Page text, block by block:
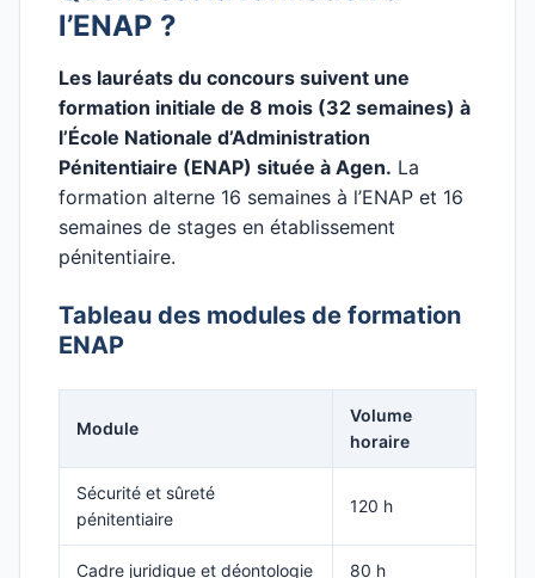
l’ENAP ?
Les lauréats du concours suivent une
formation initiale de 8 mois (32 semaines) à
l’École Nationale d’Administration
Pénitentiaire (ENAP) située à Agen. La
formation alterne 16 semaines à l’ENAP et 16
semaines de stages en établissement
pénitentiaire.
Tableau des modules de formation
ENAP
Module
Volume
horaire
Sécurité et sûreté
pénitentiaire
120 h
Cadre juridique et déontologie 80 h